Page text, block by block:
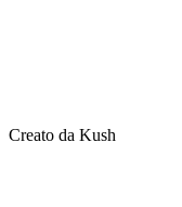
Creato da Kush